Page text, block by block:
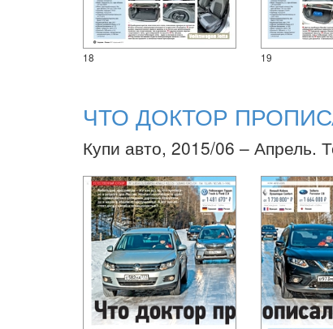
18 19
ЧТО ДОКТОР
Купи авто, 2015/06 – Апрель.